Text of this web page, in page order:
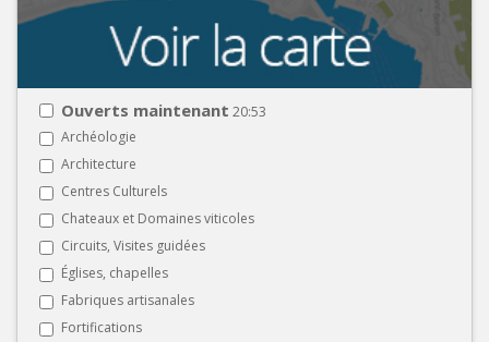
Ouverts maintenant 20:53
Archéologie
Architecture
Centres Culturels
Chateaux et Domaines viticoles
Circuits, Visites guidées
Églises, chapelles
Fabriques artisanales
Fortifications